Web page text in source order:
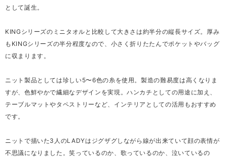
として誕生。
KINGシリーズのミニタオルと比較して大きさは約半分の縦長サイズ。厚み
もKINGシリーズの半分程度なので、小さく折りたたんでポケットやバッグ
に収まります。
ニット製品としては珍しい5〜6色の糸を使用。製造の難易度は高くなりま
すが、色鮮やかで繊細なデザインを実現。ハンカチとしての用途に加え、
テーブルマットやタペストリーなど、インテリアとしての活用もおすすめ
です。
ニットで描いた3人のLADYはジグザグしながら線が出来ていて顔の表情が
不思議になりました。笑っているのか、歌っているのか、泣いているの